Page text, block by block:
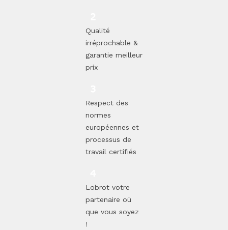
Qualité
irréprochable &
garantie meilleur
prix
Respect des
normes
européennes et
processus de
travail certifiés
Lobrot votre
partenaire où
que vous soyez
!